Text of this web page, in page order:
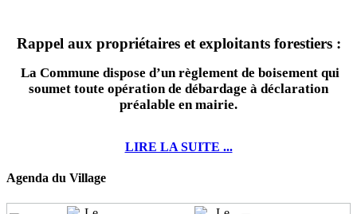
Rappel aux propriétaires et exploitants forestiers :
La Commune dispose d’un règlement de boisement qui
soumet toute opération de débardage à déclaration
préalable en mairie.
LIRE LA SUITE ...
Agenda du Village